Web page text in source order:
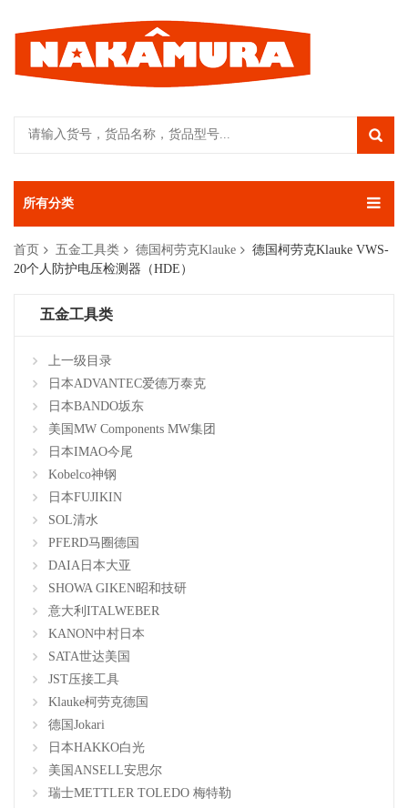
所有分类
首页 五金工具类 德国柯劳克Klauke
德国柯劳克Klauke VWS-
20个人防护电压检测器（HDE）
五金工具类
上一级目录
日本ADVANTEC爱德万泰克
日本BANDO坂东
美国MW Components MW集团
日本IMAO今尾
Kobelco神钢
日本FUJIKIN
SOL清水
PFERD马圈德国
DAIA日本大亚
SHOWA GIKEN昭和技研
意大利ITALWEBER
KANON中村日本
SATA世达美国
JST压接工具
Klauke柯劳克德国
德国Jokari
日本HAKKO白光
美国ANSELL安思尔
瑞士METTLER TOLEDO 梅特勒